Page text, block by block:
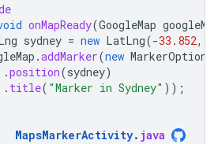
onMapReady(GoogleMap
sydney = new LatLng(-33.852,
.addMarker(new MarkerOptions
.position(sydney)
. title( "Marker in Sydney" ));
MapsMarkerActivity. java